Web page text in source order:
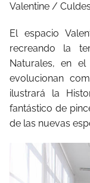
Valentine /
El espacio
recreando la
Naturales, en
evolucionan
ilustrará la
fantástico de
de las nuevas